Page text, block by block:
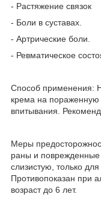
- Растяжение связок
- Боли в суставах.
- Артрические боли.
- Ревматическое
Способ применения:
крема на пораженную
впитывания.
Меры
раны и поврежденные
слизистую, только
Противопоказан при
возраст до 6 лет.